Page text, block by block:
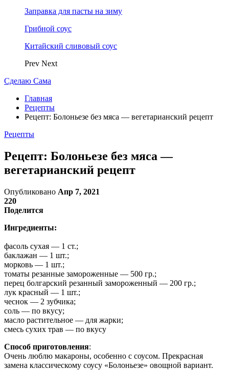
Заправка для пасты на зиму
Грибной соус
Китайский сливовый соус
Prev Next
Сделаю Сама
Главная
Рецепты
Рецепт: Болоньезе без мяса — вегетарианский рецепт
Рецепты
Рецепт: Болоньезе без мяса —
вегетарианский рецепт
Опубликовано Апр 7, 2021
220
Поделится
Ингредиенты:
фасоль сухая — 1 ст.;
баклажан — 1 шт.;
морковь — 1 шт.;
томаты резанные замороженные — 500 гр.;
перец болгарский резанный замороженный — 200 гр.;
лук красный — 1 шт.;
чеснок — 2 зубчика;
соль — по вкусу;
масло растительное — для жарки;
смесь сухих трав — по вкусу
Способ приготовления:
Очень люблю макароны, особенно с соусом. Прекрасная
замена классическому соусу «Болоньезе» овощной вариант.